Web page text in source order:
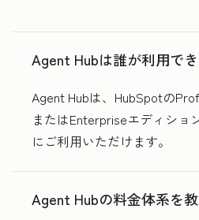
Agent Hubは誰が利用で
Agent Hubは、HubSpotの
またはEnterpriseエディショ
にご利用いただけます。
Agent Hubの料金体系を教